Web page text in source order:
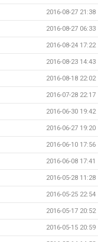
2016-08-27 21:38
2016-08-27 06:33
2016-08-24 17:22
2016-08-23 14:43
2016-08-18 22:02
2016-07-28 22:17
2016-06-30 19:42
2016-06-27 19:20
2016-06-10 17:56
2016-06-08 17:41
2016-05-28 11:28
2016-05-25 22:54
2016-05-17 20:52
2016-05-15 20:59